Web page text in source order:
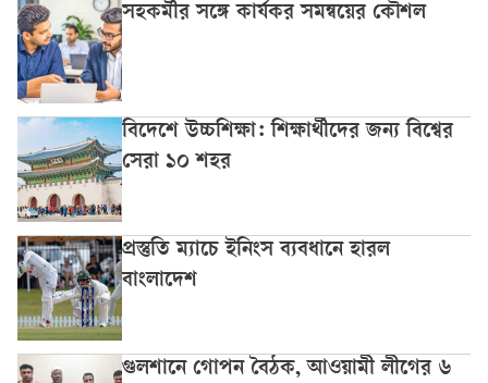
সহকর্মীর সঙ্গে কার্যকর সমন্বয়ের কৌশল
বিদেশে উচ্চশিক্ষা: শিক্ষার্থীদের জন্য বিশ্বের
সেরা ১০ শহর
প্রস্তুতি ম্যাচে ইনিংস ব্যবধানে হারল
বাংলাদেশ
গুলশানে গোপন বৈঠক, আওয়ামী লীগের ৬